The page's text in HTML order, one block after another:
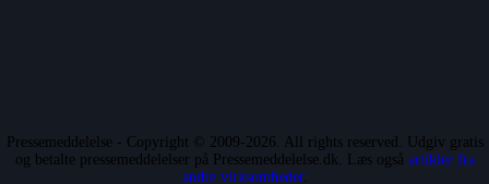
Pressemeddelelse - Copyright © 2009-2026. All rights reserved. Udgiv gratis
og betalte pressemeddelelser på Pressemeddelelse.dk. Læs også artikler fra
andre virksomheder.